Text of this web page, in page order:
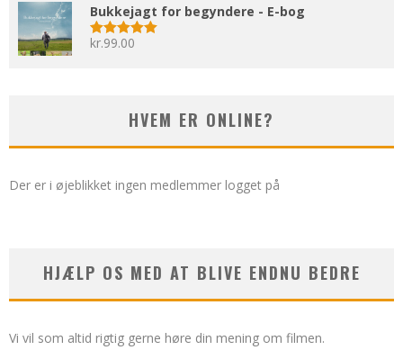
Bukkejagt for begyndere - E-bog
Vurderet
kr.99.00
HVEM ER ONLINE?
Der er i øjeblikket ingen medlemmer logget på
HJÆLP OS MED AT BLIVE ENDNU BEDRE
Vi vil som altid rigtig gerne høre din mening om filmen.